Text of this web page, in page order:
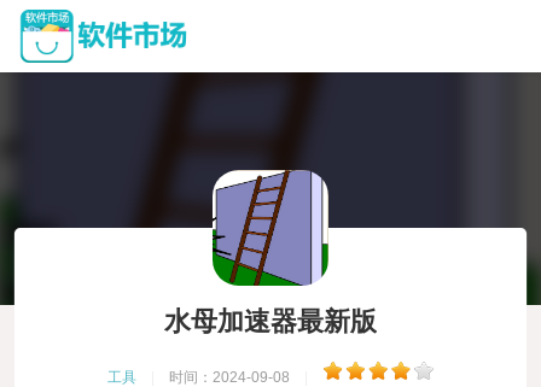
水母加速器最新版
工具 时间：2024-09-08